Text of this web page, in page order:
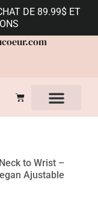
DE 89.99$ ET
to Wrist –
Ajustable